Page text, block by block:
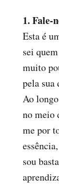
1. Fale-
Esta é
sei
muito
pela sua
Ao
no meio
me por
sou